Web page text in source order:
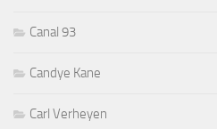
Canal 93
Candye Kane
Carl Verheyen